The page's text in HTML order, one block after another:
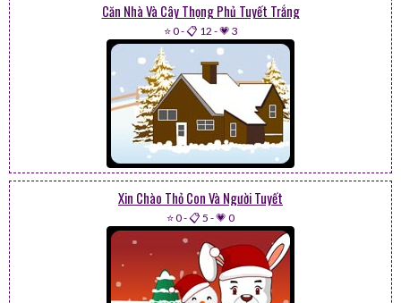
Căn Nhà Và Cây Thọng Phủ Tuyết Trắng
⭐ 0-📋 12 -💗 3
Xin Chào Thỏ Con Và Người Tuyết
⭐ 0-📋 5 -💗 0